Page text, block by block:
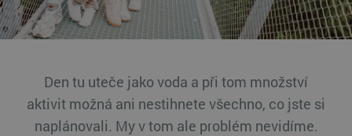
Dárkové poukazy
Kontakt
+420 469 771 771
Den tu uteče jako voda a při tom množství
aktivit možná ani nestihnete všechno, co jste si
naplánovali. My v tom ale problém nevidíme.